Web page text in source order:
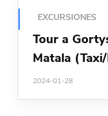
EXCURSIONES
Tour a
Matala
2024-01-28